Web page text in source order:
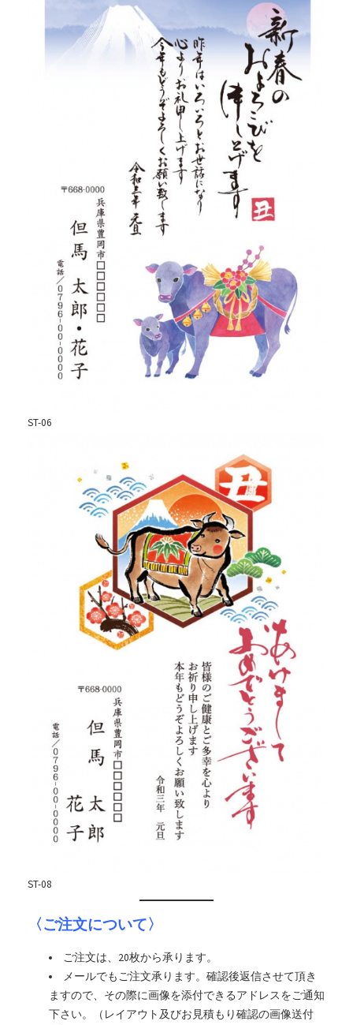
ST-06
ST-08
〈ご注文について〉
ご注文は、20枚から承ります。
メールでもご注文承ります。確認後返信させて頂き
ますので、その際に画像を添付できるアドレスをご通知
下さい。（レイアウト及びお見積もり確認の画像送付